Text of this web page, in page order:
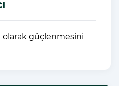
olarak güçlenmesini